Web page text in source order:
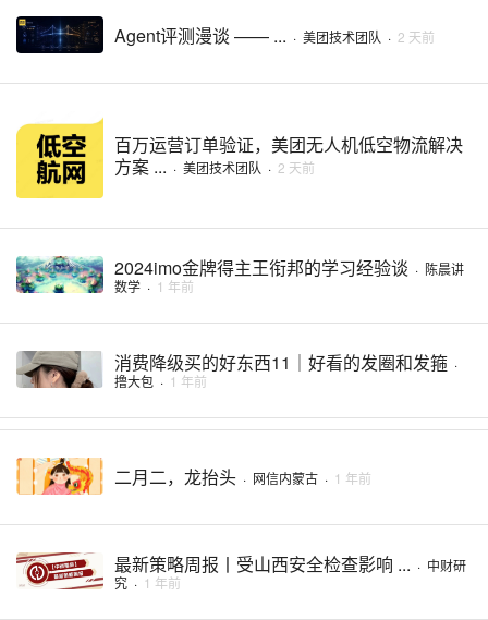
Agent评测漫谈 —— ... · 美团技术团队 · 2 天前
百万运营订单验证，美团无人机低空物流解决
方案 ... · 美团技术团队 · 2 天前
2024imo金牌得主王衔邦的学习经验谈 · 陈晨讲
数学 · 1 年前
消费降级买的好东西11｜好看的发圈和发箍 ·
撸大包 · 1 年前
二月二，龙抬头 · 网信内蒙古 · 1 年前
最新策略周报丨受山西安全检查影响 ... · 中财研
究 · 1 年前